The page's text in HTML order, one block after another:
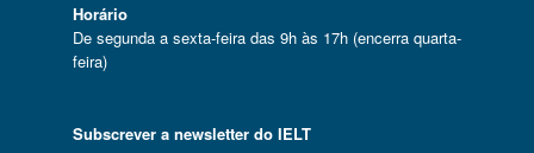
Horário
De segunda a sexta-feira das 9h às 17h (encerra quarta-
feira)
Subscrever a newsletter do IELT